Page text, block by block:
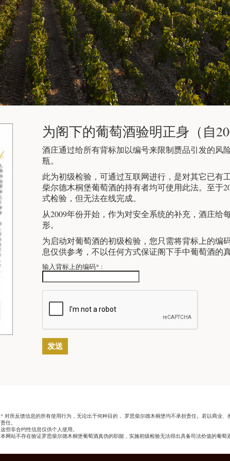
为阁下的葡萄酒验明正身（自
酒庄通过给所有背标加以编号来限制赝品引发的风
瓶。
此为初级检验，可通过互联网进行，是对其它已有
柴尔德木桐堡葡萄酒的持有者均可使用此法。至于
式检验，但无法在线完成。
从2009年份开始，作为对安全系统的补充，酒庄给
形。
为启动对葡萄酒的初级检验，您只需将背标上的编
息仅供参考，不以任何方式保证阁下手中葡萄酒的真
输入背标上的编码* :
* 对所反馈信息的所有使用行为，无论出于何种目的， 罗思柴尔德木桐堡均不承担责任。若以商业
责任。
这些非合约性信息仅供个人使用。
本网站不存在验证罗思柴尔德木桐堡葡萄酒真伪的职能，实施初级检验无法得出具备司法价值的葡萄